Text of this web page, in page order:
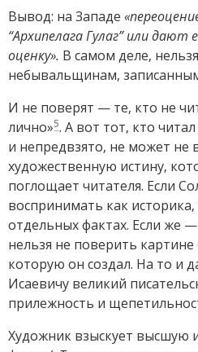
Вывод: на Западе
“Архипелага Гулаг” или дают
оценку». В самом деле,
небывальщинам,
И не поверят — те, кто не
лично»5. А вот тот, кто
и непредвзято, не может не
художественную истину,
поглощает читателя. Если
воспринимать как
отдельных фактах. Если же
нельзя не поверить
которую он создал. На то и
Исаевичу великий
прилежность и
Художник взыскует высшую